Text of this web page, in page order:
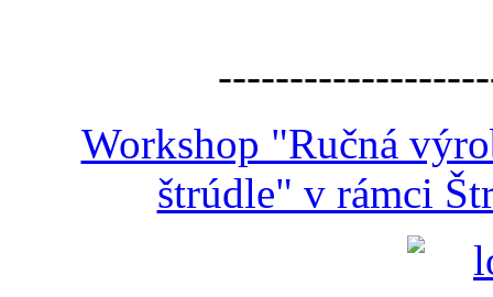
Workshop "Ručná
štrúdle" v rámci